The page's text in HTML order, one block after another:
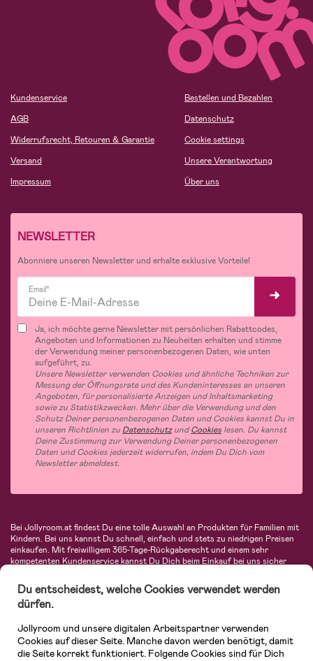
Kundenservice
AGB
Widerrufsrecht, Retouren & Garantie
Versand
Impressum
Bestellen und Bezahlen
Datenschutz
Cookie settings
Unsere Verantwortung
Über uns
NEWSLETTER
Abonniere unseren Newsletter und erhalte exklusive Vorteile!
Email*
Ja, ich möchte gerne Newsletter mit persönlichen Rabattcodes,
Angeboten und Informationen zu Neuheiten erhalten und stimme
der Verwendung meiner personenbezogenen Daten, wie unten
aufgeführt, zu.
Unsere Newsletter verwenden Cookies und ähnliche Techniken zur
Messung der Öffnungsrate und des Kundeninteresses an unseren
Angeboten, für personalisierte Anzeigen und Inhaltsmarketing
sowie zu Statistikzwecken. Mehr über die Verwendung und den
Schutz Deiner personenbezogenen Daten und Cookies kannst Du in
unseren Richtlinien zu DatenschutzundCookies lesen. Du kannst
Deine Zustimmung zur Verwendung Deiner personenbezogenen
Daten und Cookies jederzeit widerrufen, indem Du Dich vom
Newsletter abmeldest.
Bei Jollyroom.at findest Du eine tolle Auswahl an Produkten für Familien mit
Kindern. Bei uns kannst Du schnell, einfach und stets zu niedrigen Preisen
einkaufen. Mit freiwilligem 365-Tage-Rückgaberecht und einem sehr
kompetenten Kundenservice kannst Du Dich beim Einkauf bei uns sicher
Autositze, Kinder- und Babymode, Produkte für Mütter und eine Menge
fantastischer Einrichtungsgegenstände, Spielsachen, Babyprodukte und
vieles mehr. Wir haben Produkte von bekannten Herstellern wie Britax, Maxi-
Avent, Jack Wolfskin, Cybex, LEGO und vielen mehr. Schau Dich um in
unserem vielfältigen Onlineshop für Kinder & Babys. Willkommen!
Du entscheidest, welche Cookies verwendet werden
dürfen.
Jollyroom und unsere digitalen Arbeitspartner verwenden
Cookies auf dieser Seite. Manche davon werden benötigt, damit
die Seite korrekt funktioniert. Folgende Cookies sind für Dich